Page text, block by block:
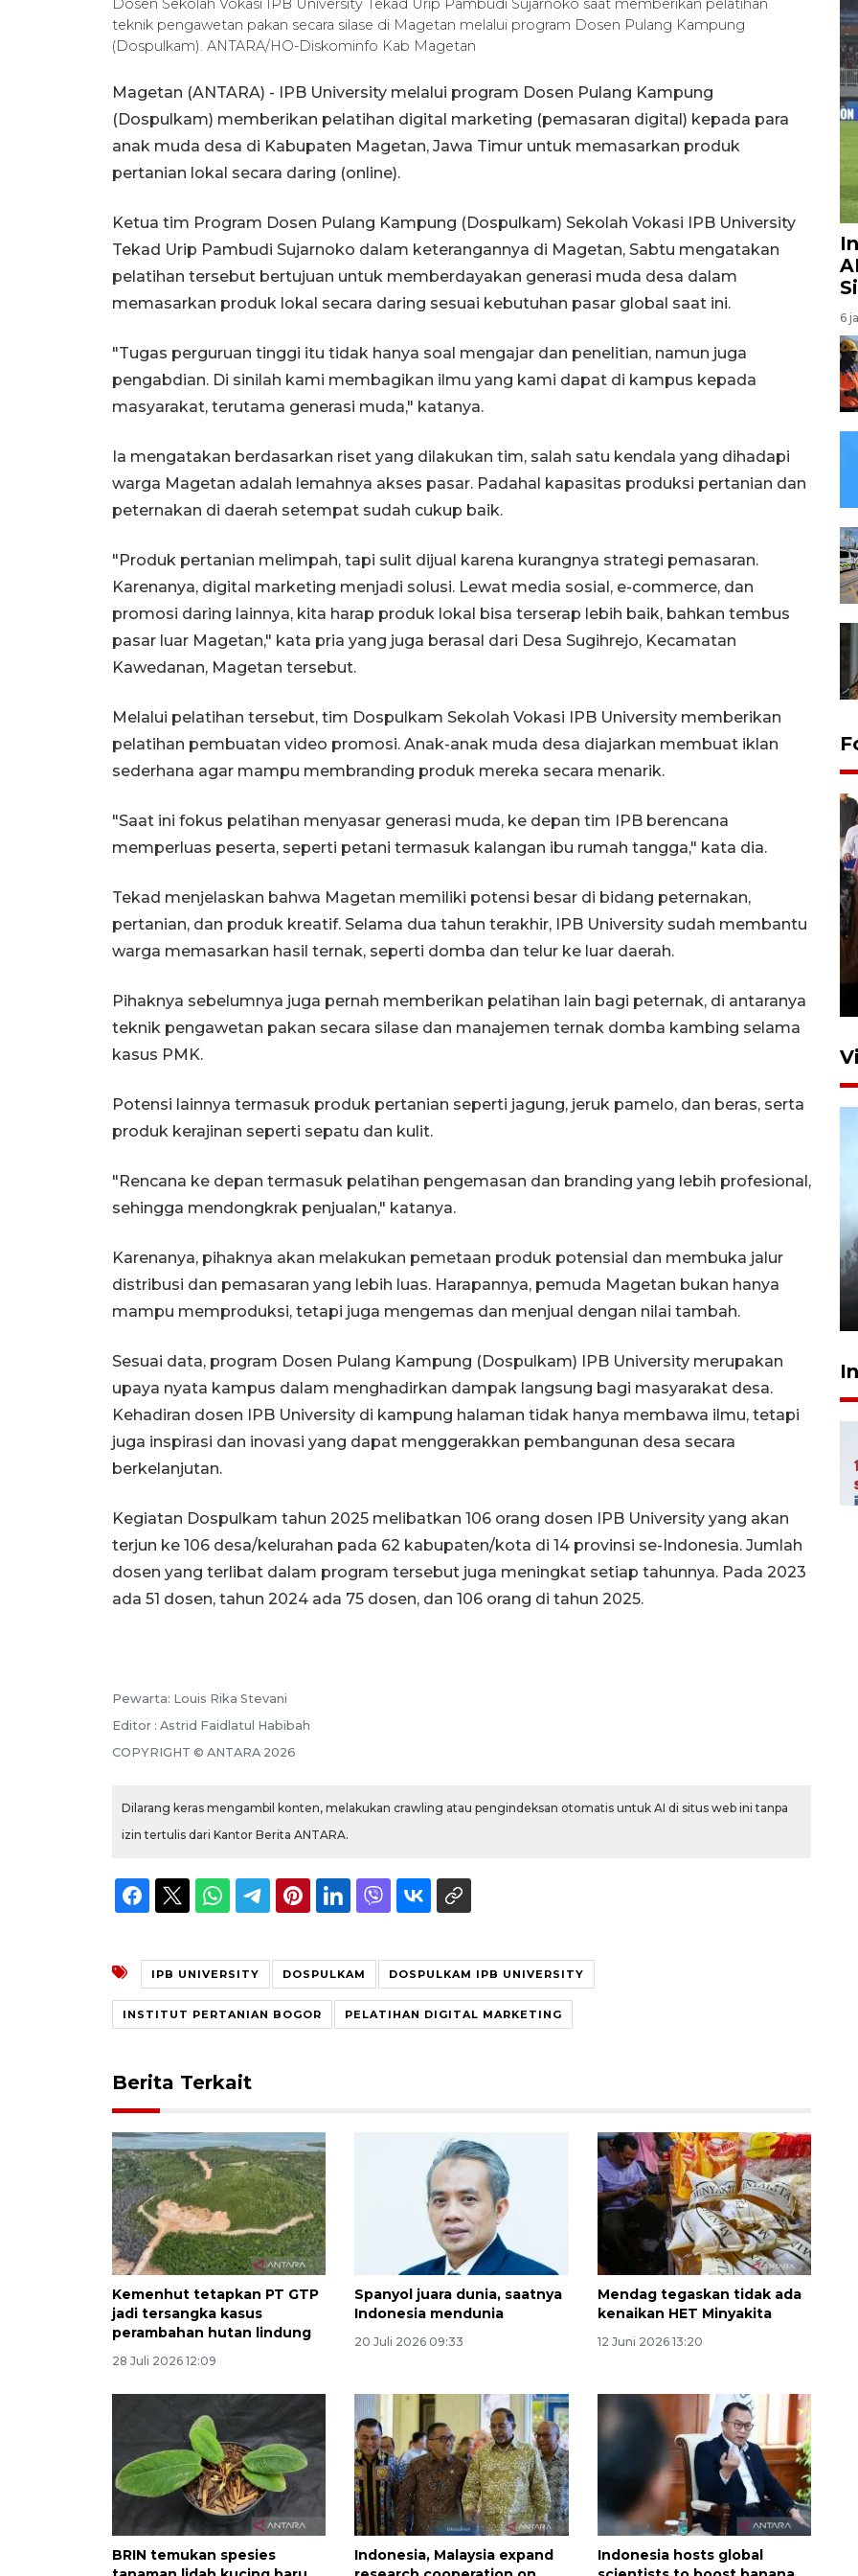
Dosen Sekolah Vokasi IPB University Tekad Urip Pambudi Sujarnoko saat memberikan pelatihan
teknik pengawetan pakan secara silase di Magetan melalui program Dosen Pulang Kampung
(Dospulkam). ANTARA/HO-Diskominfo Kab Magetan
Magetan (ANTARA) - IPB University melalui program Dosen Pulang Kampung
(Dospulkam) memberikan pelatihan digital marketing (pemasaran digital) kepada para
anak muda desa di Kabupaten Magetan, Jawa Timur untuk memasarkan produk
pertanian lokal secara daring (online).
Ketua tim Program Dosen Pulang Kampung (Dospulkam) Sekolah Vokasi IPB University
Tekad Urip Pambudi Sujarnoko dalam keterangannya di Magetan, Sabtu mengatakan
pelatihan tersebut bertujuan untuk memberdayakan generasi muda desa dalam
memasarkan produk lokal secara daring sesuai kebutuhan pasar global saat ini.
"Tugas perguruan tinggi itu tidak hanya soal mengajar dan penelitian, namun juga
pengabdian. Di sinilah kami membagikan ilmu yang kami dapat di kampus kepada
masyarakat, terutama generasi muda," katanya.
Ia mengatakan berdasarkan riset yang dilakukan tim, salah satu kendala yang dihadapi
warga Magetan adalah lemahnya akses pasar. Padahal kapasitas produksi pertanian dan
peternakan di daerah setempat sudah cukup baik.
"Produk pertanian melimpah, tapi sulit dijual karena kurangnya strategi pemasaran.
Karenanya, digital marketing menjadi solusi. Lewat media sosial, e-commerce, dan
promosi daring lainnya, kita harap produk lokal bisa terserap lebih baik, bahkan tembus
pasar luar Magetan," kata pria yang juga berasal dari Desa Sugihrejo, Kecamatan
Kawedanan, Magetan tersebut.
Melalui pelatihan tersebut, tim Dospulkam Sekolah Vokasi IPB University memberikan
pelatihan pembuatan video promosi. Anak-anak muda desa diajarkan membuat iklan
sederhana agar mampu membranding produk mereka secara menarik.
"Saat ini fokus pelatihan menyasar generasi muda, ke depan tim IPB berencana
memperluas peserta, seperti petani termasuk kalangan ibu rumah tangga," kata dia.
Tekad menjelaskan bahwa Magetan memiliki potensi besar di bidang peternakan,
pertanian, dan produk kreatif. Selama dua tahun terakhir, IPB University sudah membantu
warga memasarkan hasil ternak, seperti domba dan telur ke luar daerah.
Pihaknya sebelumnya juga pernah memberikan pelatihan lain bagi peternak, di antaranya
teknik pengawetan pakan secara silase dan manajemen ternak domba kambing selama
kasus PMK.
Potensi lainnya termasuk produk pertanian seperti jagung, jeruk pamelo, dan beras, serta
produk kerajinan seperti sepatu dan kulit.
"Rencana ke depan termasuk pelatihan pengemasan dan branding yang lebih profesional,
sehingga mendongkrak penjualan," katanya.
Karenanya, pihaknya akan melakukan pemetaan produk potensial dan membuka jalur
distribusi dan pemasaran yang lebih luas. Harapannya, pemuda Magetan bukan hanya
mampu memproduksi, tetapi juga mengemas dan menjual dengan nilai tambah.
Sesuai data, program Dosen Pulang Kampung (Dospulkam) IPB University merupakan
upaya nyata kampus dalam menghadirkan dampak langsung bagi masyarakat desa.
Kehadiran dosen IPB University di kampung halaman tidak hanya membawa ilmu, tetapi
juga inspirasi dan inovasi yang dapat menggerakkan pembangunan desa secara
berkelanjutan.
Kegiatan Dospulkam tahun 2025 melibatkan 106 orang dosen IPB University yang akan
terjun ke 106 desa/kelurahan pada 62 kabupaten/kota di 14 provinsi se-Indonesia. Jumlah
dosen yang terlibat dalam program tersebut juga meningkat setiap tahunnya. Pada 2023
ada 51 dosen, tahun 2024 ada 75 dosen, dan 106 orang di tahun 2025.
Pewarta: Louis Rika Stevani
Editor : Astrid Faidlatul Habibah
COPYRIGHT © ANTARA 2026
Dilarang keras mengambil konten, melakukan crawling atau pengindeksan otomatis untuk AI di situs web ini tanpa
izin tertulis dari Kantor Berita ANTARA.
IPB UNIVERSITY DOSPULKAM DOSPULKAM IPB UNIVERSITY
INSTITUT PERTANIAN BOGOR PELATIHAN DIGITAL MARKETING
Berita Terkait
Kemenhut tetapkan PT GTP
jadi tersangka kasus
perambahan hutan lindung
28 Juli 2026 12:09
Spanyol juara dunia, saatnya
Indonesia mendunia
20 Juli 2026 09:33
Mendag tegaskan tidak ada
kenaikan HET Minyakita
12 Juni 2026 13:20
BRIN temukan spesies
Indonesia, Malaysia expand
Indonesia hosts global
6
Persebaya juara Piala
15 jam lalu
Water Spray" bantu padamkan
kebakaran Bromo
6 Agustus 2026 18:23
Ekonomi triwulan II-2026
tumbuh 5,29 persen
2026-08-06 18:45:00